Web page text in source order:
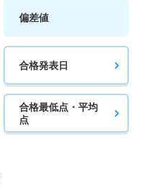
偏差値
合格発表日
合格最低点・平均
点